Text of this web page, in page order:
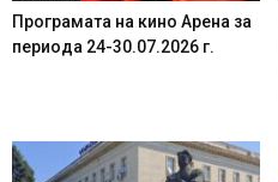
Програмата на кино Арена за
периода 24-30.07.2026 г.